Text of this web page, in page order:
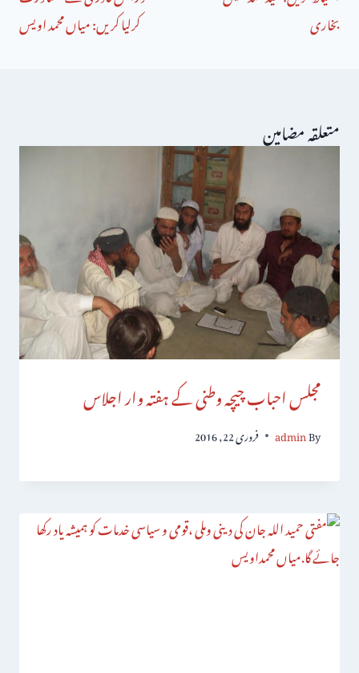
بخاری
کرلیا کریں: میاں محمد اویس
متعلقہ مضامین
مجلس احباب چیچہ وطنی کے ہفتہ وار اجلاس
By
admin فروری 22, 2016